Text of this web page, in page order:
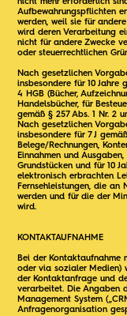
nicht mehr erforderlich
Aufbewahrungspflichten
werden, weil sie für
wird deren Verarbeitung
nicht für andere Zwecke
oder steuerrechtlichen
Nach gesetzlichen
insbesondere für 10 Jahre
4 HGB (Bücher,
Handelsbücher, für
gemäß § 257 Abs. 1 Nr. 2
Nach gesetzlichen
insbesondere für 7 J
Belege/Rechnungen,
Einnahmen und
Grundstücken und für 10
elektronisch erbrachten
Fernsehleistungen, die
werden und für die der
wird.
KONTAKTAUFNAHME
Bei der Kontaktaufnahme
oder via sozialer Medien)
der Kontaktanfrage und
verarbeitet. Die Angaben
Management System
Anfragenorganisation